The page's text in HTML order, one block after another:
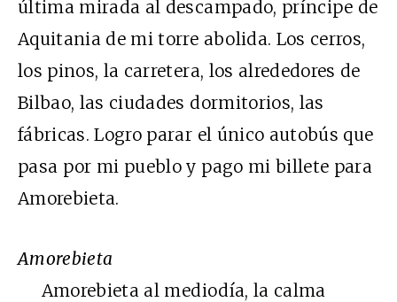
última mirada al descampado, príncipe de
Aquitania de mi torre abolida. Los cerros,
los pinos, la carretera, los alrededores de
Bilbao, las ciudades dormitorios, las
fábricas. Logro parar el único autobús que
pasa por mi pueblo y pago mi billete para
Amorebieta.
Amorebieta
Amorebieta al mediodía, la calma